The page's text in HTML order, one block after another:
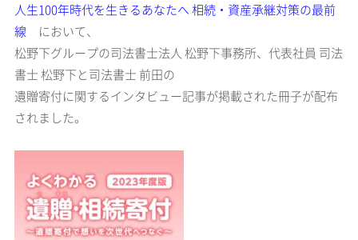
人生100年時代を生きるあなたへ 相続・資産承継対策の最前
線 において、
松野下グループの司法書士法人 松野下事務所、代表社員 司法
書士 松野下と司法書士 前田の
遺贈寄付に関するインタビュー記事が掲載された冊子が配布
されました。